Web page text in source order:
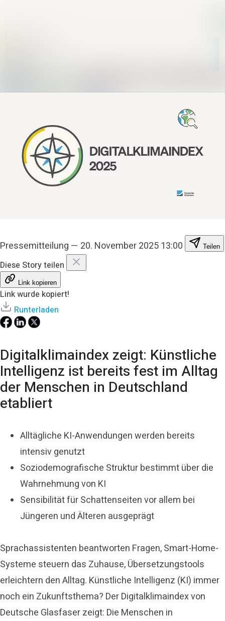
Pressemitteilung — 20. November 2025 13:00 Teilen
Diese Story teilen
Link kopieren
Link wurde kopiert!
Runterladen
Digitalklimaindex zeigt: Künstliche
Intelligenz ist bereits fest im Alltag
der Menschen in Deutschland
etabliert
Alltägliche KI-Anwendungen werden bereits
intensiv genutzt
Soziodemografische Struktur bestimmt über die
Wahrnehmung von KI
Sensibilität für Schattenseiten vor allem bei
Jüngeren und Älteren ausgeprägt
Sprachassistenten beantworten Fragen, Smart-Home-
Systeme steuern das Zuhause, Übersetzungstools
erleichtern den Alltag. Künstliche Intelligenz (KI) immer
noch ein Zukunftsthema? Der Digitalklimaindex von
Deutsche Glasfaser zeigt: Die Menschen in